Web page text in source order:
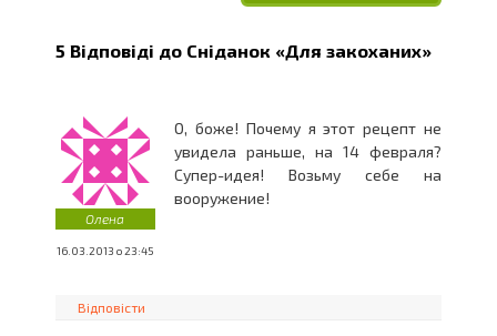
5 Відповіді до Сніданок «Для закоханих»
Олена
16.03.2013 о 23:45
О, боже! Почему я этот рецепт не
увидела раньше, на 14 февраля?
Супер-идея! Возьму себе на
вооружение!
Відповісти